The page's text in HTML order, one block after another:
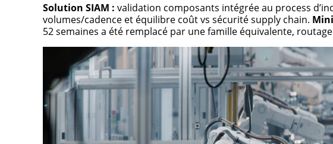
Solution SIAM : validation composants intégrée au process
volumes/cadence et équilibre coût vs sécurité supply chain.
52 semaines a été remplacé par une famille équivalente,